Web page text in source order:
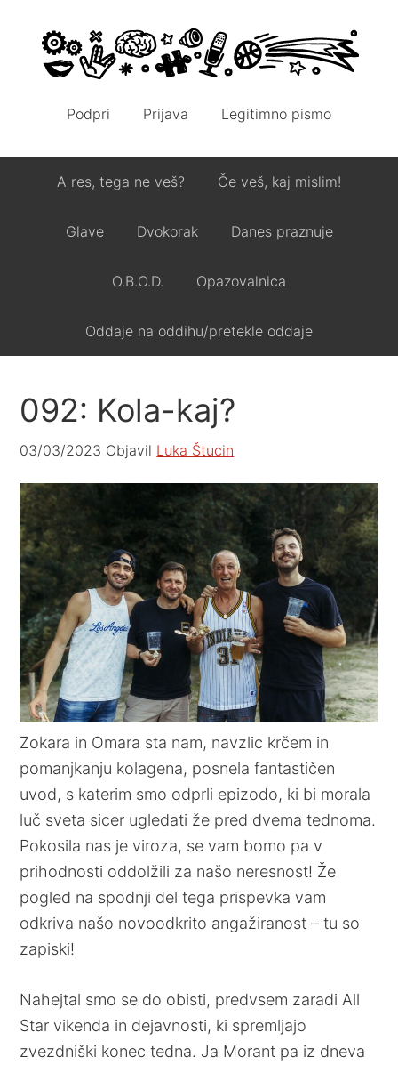
Podpri Prijava Legitimno pismo
A res, tega ne veš? Če veš, kaj mislim!
Glave Dvokorak Danes praznuje
O.B.O.D. Opazovalnica
Oddaje na oddihu/pretekle oddaje
092: Kola-kaj?
03/03/2023 Objavil Luka Štucin
Zokara in Omara sta nam, navzlic krčem in
pomanjkanju kolagena, posnela fantastičen
uvod, s katerim smo odprli epizodo, ki bi morala
luč sveta sicer ugledati že pred dvema tednoma.
Pokosila nas je viroza, se vam bomo pa v
prihodnosti oddolžili za našo neresnost! Že
pogled na spodnji del tega prispevka vam
odkriva našo novoodkrito angažiranost – tu so
zapiski!
Nahejtal smo se do obisti, predvsem zaradi All
Star vikenda in dejavnosti, ki spremljajo
zvezdniški konec tedna. Ja Morant pa iz dneva